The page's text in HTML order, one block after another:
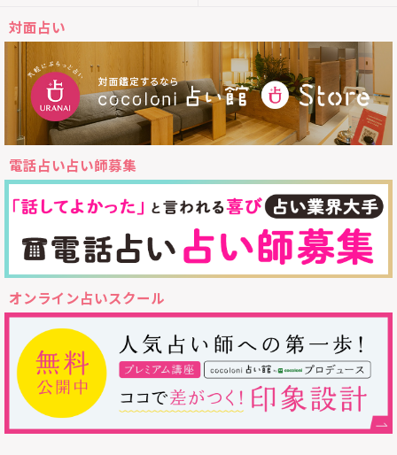
対面占い
電話占い占い師募集
オンライン占いスクール